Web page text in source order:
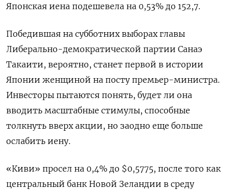
Японская иена подешевела на 0,53%​ до 152,7.
Победившая на субботних выборах главы
Либерально-демократической партии Санаэ
Такаити, вероятно, станет первой в истории
Японии женщиной на посту премьер-министра.
Инвесторы пытаются понять, будет ли она
вводить масштабные стимулы, способные
толкнуть вверх акции, но заодно еще больше
ослабить иену.
«Киви» просел на 0,4% до $0,5775​, после того как
центральный банк Новой Зеландии в среду